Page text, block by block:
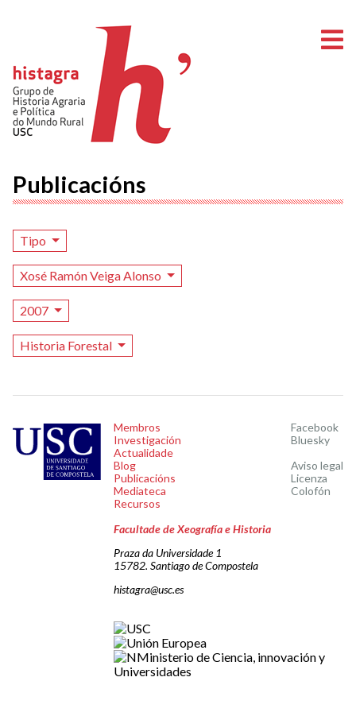
Publicacións
Tipo
Xosé Ramón Veiga Alonso
2007
Historia Forestal
Membros
Investigación
Actualidade
Blog
Publicacións
Mediateca
Recursos
Facebook
Bluesky
Aviso legal
Licenza
Colofón
Facultade de Xeografía e Historia
Praza da Universidade 1
15782. Santiago de Compostela
histagra@usc.es